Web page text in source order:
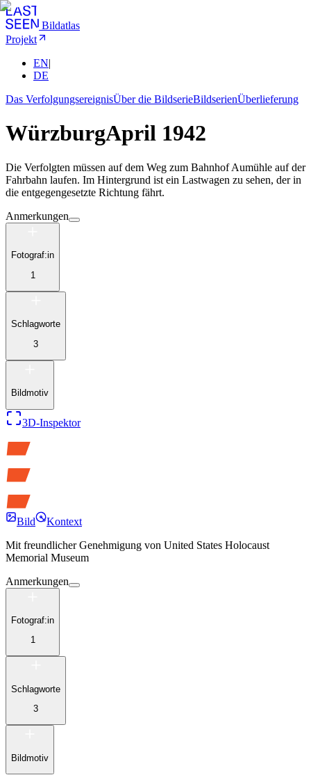
Bildatlas
Projekt
EN|
DE
Das VerfolgungsereignisÜber die BildserieBildserienÜberlieferung
WürzburgApril 1942
Die Verfolgten müssen auf dem Weg zum Bahnhof Aumühle auf der
Fahrbahn laufen. Im Hintergrund ist ein Lastwagen zu sehen, der in
die entgegengesetzte Richtung fährt.
Anmerkungen
Fotograf:in
1
Schlagworte
3
Bildmotiv
3D-Inspektor
Bild
Kontext
Mit freundlicher Genehmigung von United States Holocaust
Memorial Museum
Anmerkungen
Fotograf:in
1
Schlagworte
3
Bildmotiv